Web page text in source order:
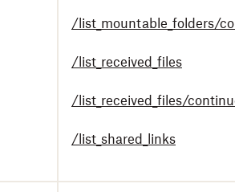
/list_mountable_folders/
/list_received_files
/list_received_files/
/list_shared_links